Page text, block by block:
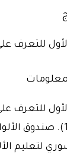
للتعرف
للتعرف
لتعليم